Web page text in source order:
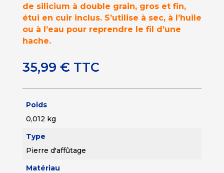
de silicium à double grain, gros et fin,
étui en cuir inclus. S’utilise à sec, à l’huile
ou à l’eau pour reprendre le fil d’une
hache.
35,99 € TTC
Poids
0,012 kg
Type
Pierre d'affûtage
Matériau